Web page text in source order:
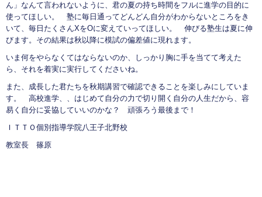
ん」なんて言われないように、君の夏の持ち時間をフルに進学の目的に
使ってほしい。 塾に毎日通ってどんどん自分がわからないところをき
いて、毎日たくさんXをOに変えていってほしい。 伸びる塾生は夏に伸
びます。その結果は秋以降に模試の偏差値に現れます。
いま何をやらなくてはならないのか、しっかり胸に手を当てて考えた
ら、それを着実に実行してくださいね。
また、成長した君たちを秋期講習で確認できることを楽しみにしていま
す。 高校進学、、はじめて自分の力で切り開く自分の人生だから、容
易く自分に妥協していいのかな？ 頑張ろう最後まで！
ＩＴＴＯ個別指導学院八王子北野校
教室長 篠原